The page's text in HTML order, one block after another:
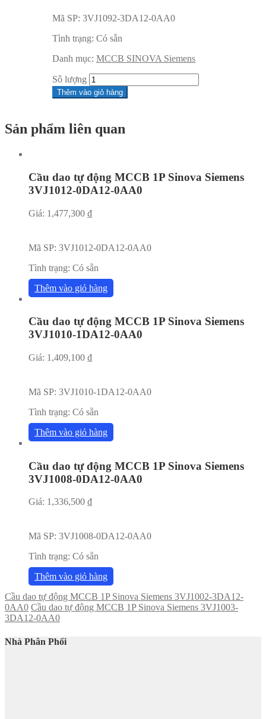
Mã SP: 3VJ1092-3DA12-0AA0
Tình trạng: Có sẵn
Danh mục: MCCB SINOVA Siemens
Sô lượng
Thêm vào giỏ hàng
Sản phẩm liên quan
Cầu dao tự động MCCB 1P Sinova Siemens
3VJ1012-0DA12-0AA0
Giá: 1,477,300 ₫
Mã SP: 3VJ1012-0DA12-0AA0
Tình trạng: Có sẵn
Thêm vào giỏ hàng
Cầu dao tự động MCCB 1P Sinova Siemens
3VJ1010-1DA12-0AA0
Giá: 1,409,100 ₫
Mã SP: 3VJ1010-1DA12-0AA0
Tình trạng: Có sẵn
Thêm vào giỏ hàng
Cầu dao tự động MCCB 1P Sinova Siemens
3VJ1008-0DA12-0AA0
Giá: 1,336,500 ₫
Mã SP: 3VJ1008-0DA12-0AA0
Tình trạng: Có sẵn
Thêm vào giỏ hàng
Cầu dao tự động MCCB 1P Sinova Siemens 3VJ1002-3DA12-
0AA0 Cầu dao tự động MCCB 1P Sinova Siemens 3VJ1003-
3DA12-0AA0
Nhà Phân Phối